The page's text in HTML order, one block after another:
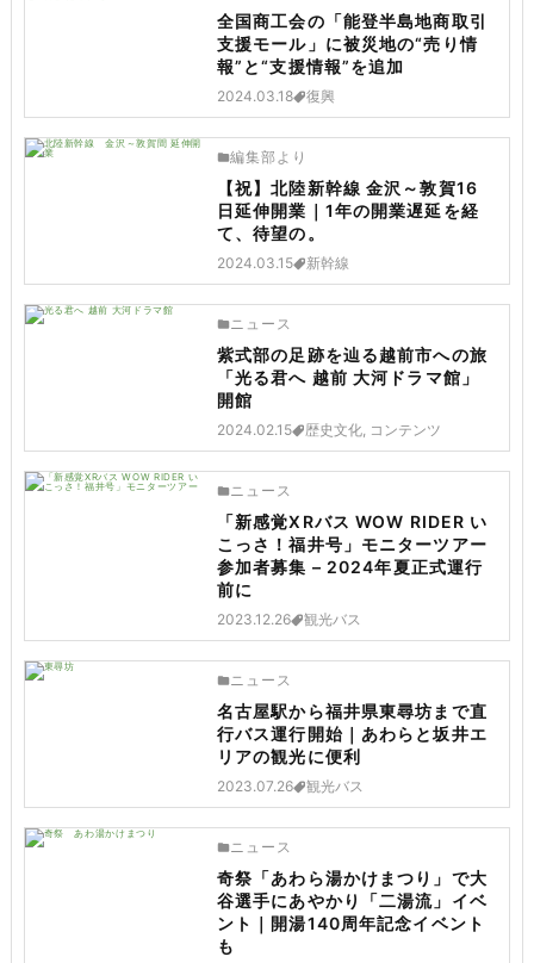
全国商工会の「能登半島地商取引
支援モール」に被災地の“売り情
報”と“支援情報”を追加
2024.03.18 復興
編集部より
【祝】北陸新幹線 金沢～敦賀16
日延伸開業｜1年の開業遅延を経
て、待望の。
2024.03.15 新幹線
ニュース
紫式部の足跡を辿る越前市への旅
「光る君へ 越前 大河ドラマ館」
開館
2024.02.15 歴史文化, コンテンツ
ニュース
「新感覚XRバス WOW RIDER い
こっさ！福井号」モニターツアー
参加者募集 – 2024年夏正式運行
前に
2023.12.26 観光バス
ニュース
名古屋駅から福井県東尋坊まで直
行バス運行開始｜あわらと坂井エ
リアの観光に便利
2023.07.26 観光バス
ニュース
奇祭「あわら湯かけまつり」で大
谷選手にあやかり「二湯流」イベ
ント｜開湯140周年記念イベント
も